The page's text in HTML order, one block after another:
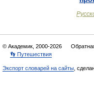
© Академик, 2000-2026
👣 Путешествия
Экспорт словарей на сайты ,